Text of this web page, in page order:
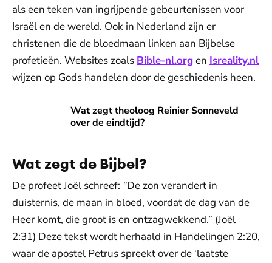
als een teken van ingrijpende gebeurtenissen voor
Israël en de wereld. Ook in Nederland zijn er
christenen die de bloedmaan linken aan Bijbelse
profetieën. Websites zoals Bible-nl.orgen Isreality.nl
wijzen op Gods handelen door de geschiedenis heen.
Wat zegt theoloog Reinier Sonneveld
over de eindtijd?
Wat zegt theoloog Reinier Sonneveld over de eindtijd?
Wat zegt de Bijbel?
De profeet Joël schreef: "De zon verandert in
duisternis, de maan in bloed, voordat de dag van de
Heer komt, die groot is en ontzagwekkend.” (Joël
2:31) Deze tekst wordt herhaald in Handelingen 2:20,
waar de apostel Petrus spreekt over de ‘laatste